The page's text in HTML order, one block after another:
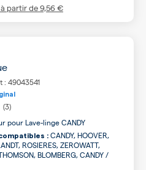
à partir de9,56 €
: 49043541
(3)
pour Lave-linge CANDY
: CANDY, HOOVER,
ROSIERES, ZEROWATT,
BLOMBERG, CANDY /